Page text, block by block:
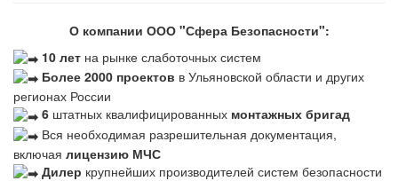
О компании ООО "Сфера Безопасности":
10 лет на рынке слаботочных систем
Более 2000 проектов в Ульяновской области и других
регионах России
6 штатных квалифицированных монтажных бригад
Вся необходимая разрешительная документация,
включая лицензию МЧС
Дилер крупнейших производителей систем безопасности